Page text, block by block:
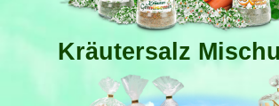
Kräutersalz